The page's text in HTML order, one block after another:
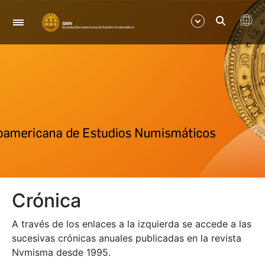
Navegación
Crónica
A través de los enlaces a la izquierda se accede a las
sucesivas crónicas anuales publicadas en la revista
Nvmisma desde 1995.